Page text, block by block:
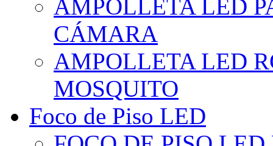
AMPOLLETA LED
CÁMARA
AMPOLLETA LED
MOSQUITO
Foco de Piso LED